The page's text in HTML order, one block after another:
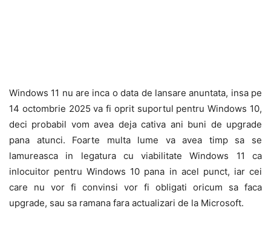
Windows 11 nu are inca o data de lansare anuntata, insa pe
14 octombrie 2025 va fi oprit suportul pentru Windows 10,
deci probabil vom avea deja cativa ani buni de upgrade
pana atunci. Foarte multa lume va avea timp sa se
lamureasca in legatura cu viabilitate Windows 11 ca
inlocuitor pentru Windows 10 pana in acel punct, iar cei
care nu vor fi convinsi vor fi obligati oricum sa faca
upgrade, sau sa ramana fara actualizari de la Microsoft.